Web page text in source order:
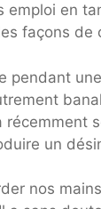
emploi en
façons
pendant
récemment
un
nos